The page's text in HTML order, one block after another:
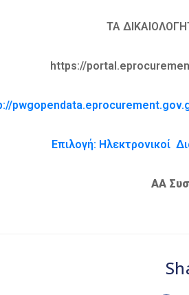
ΤΑ
https://
Επιλογή: Ηλεκτρονικοί
ΑΑ